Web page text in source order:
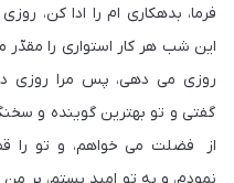
فرما، بدهكارى ام را ادا كن،
اين شب هر كار استوارى را مقدّر
روزى می دهى، پس مرا روزى
گفتى و تو بهترين گوينده و
از فضلت می خواهم، و تو را